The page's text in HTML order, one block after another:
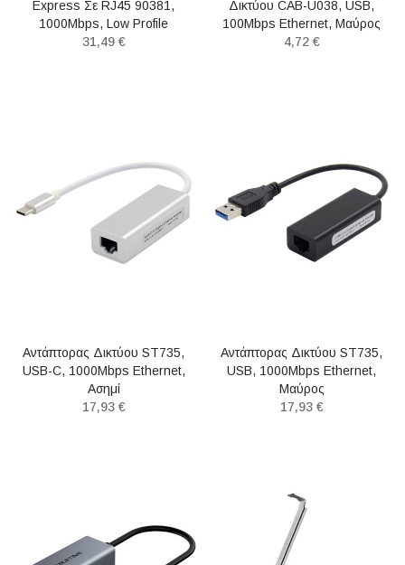
Express Σε RJ45 90381,
1000Mbps, Low Profile
31,49 €
Δικτύου CAB-U038, USB,
100Mbps Ethernet, Μαύρος
4,72 €
Αντάπτορας Δικτύου ST735,
USB-C, 1000Mbps Ethernet,
Ασημί
17,93 €
Αντάπτορας Δικτύου ST735,
USB, 1000Mbps Ethernet,
Μαύρος
17,93 €